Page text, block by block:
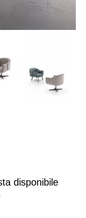
disponibile